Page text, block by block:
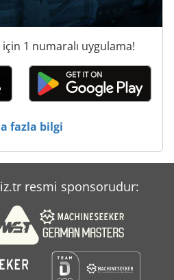
1 numaralı uygulama!
fazla bilgi
resmi sponsorudur: